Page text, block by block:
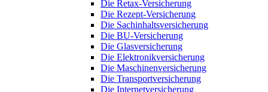
Die Retax-Versicherung
Die Rezept-Versicherung
Die Sachinhaltsversicherung
Die BU-Versicherung
Die Glasversicherung
Die Elektronikversicherung
Die Maschinenversicherung
Die Transportversicherung
Die Internetversicherung